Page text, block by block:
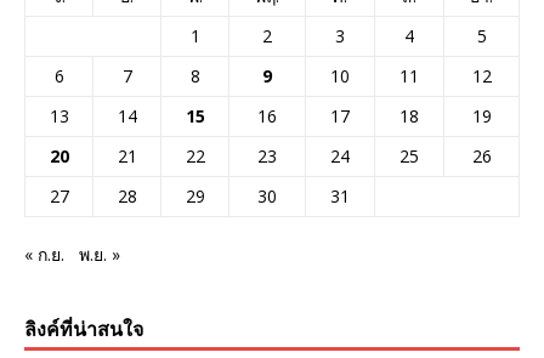
1
2 3 4
5
6
7 8 9 10 11
12
13
14 15 16 17 18
19
20
21 22 23 24 25
26
27
28 29 30 31
« ก.ย. พ.ย. »
ลิงค์ที่น่าสนใจ